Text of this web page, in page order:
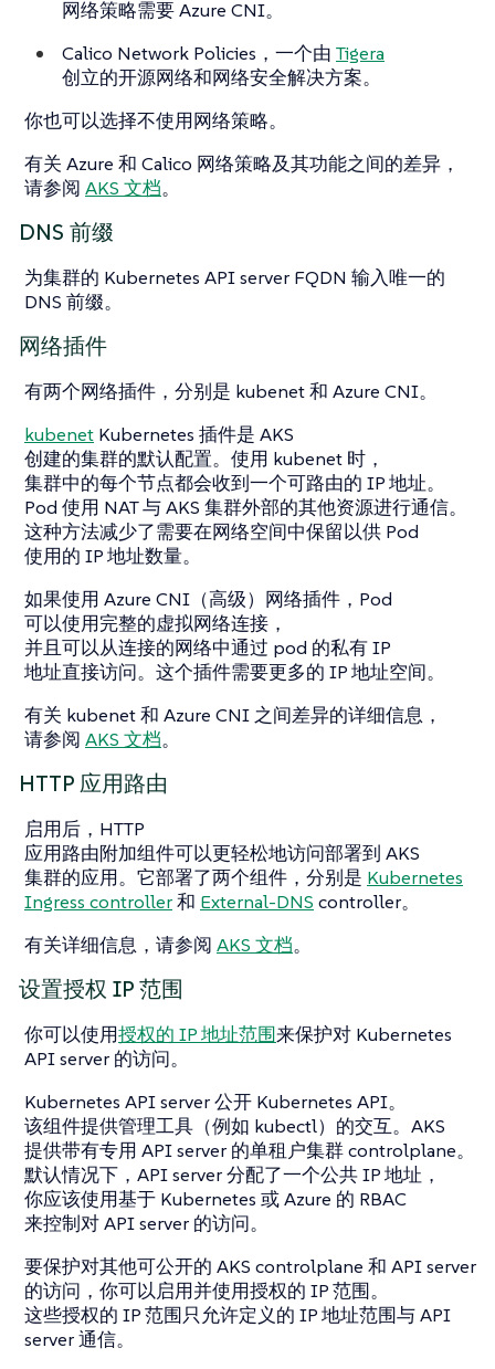
网络策略需要 Azure CNI。
Calico Network Policies，一个由 Tigera
创立的开源网络和网络安全解决方案。
你也可以选择不使用网络策略。
有关 Azure 和 Calico 网络策略及其功能之间的差异，
请参阅 AKS 文档。
DNS 前缀
为集群的 Kubernetes API server FQDN 输入唯一的
DNS 前缀。
网络插件
有两个网络插件，分别是 kubenet 和 Azure CNI。
kubenet Kubernetes 插件是 AKS
创建的集群的默认配置。使用 kubenet 时，
集群中的每个节点都会收到一个可路由的 IP 地址。
Pod 使用 NAT 与 AKS 集群外部的其他资源进行通信。
这种方法减少了需要在网络空间中保留以供 Pod
使用的 IP 地址数量。
如果使用 Azure CNI（高级）网络插件，Pod
可以使用完整的虚拟网络连接，
并且可以从连接的网络中通过 pod 的私有 IP
地址直接访问。这个插件需要更多的 IP 地址空间。
有关 kubenet 和 Azure CNI 之间差异的详细信息，
请参阅 AKS 文档。
HTTP 应用路由
启用后，HTTP
应用路由附加组件可以更轻松地访问部署到 AKS
集群的应用。它部署了两个组件，分别是 Kubernetes
Ingress controller和 External-DNS controller。
有关详细信息，请参阅 AKS 文档。
设置授权 IP 范围
你可以使用授权的 IP 地址范围来保护对 Kubernetes
API server 的访问。
Kubernetes API server 公开 Kubernetes API。
该组件提供管理工具（例如 kubectl）的交互。AKS
提供带有专用 API server 的单租户集群 controlplane。
默认情况下，API server 分配了一个公共 IP 地址，
你应该使用基于 Kubernetes 或 Azure 的 RBAC
来控制对 API server 的访问。
要保护对其他可公开的 AKS controlplane 和 API server
的访问，你可以启用并使用授权的 IP 范围。
这些授权的 IP 范围只允许定义的 IP 地址范围与 API
server 通信。